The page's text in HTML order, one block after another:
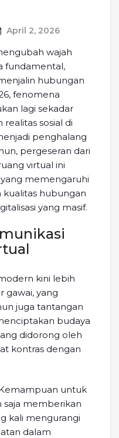
April 2, 2026
wajah
fundamental,
hubungan
fenomena
lagi sekadar
sosial di
penghalang
pergeseran dari
virtual ini
memengaruhi
kualitas hubungan
yang masif.
kini lebih
gawai, yang
juga tantangan
budaya
didorong oleh
kontras dengan
untuk
saja memberikan
kali mengurangi
dalam